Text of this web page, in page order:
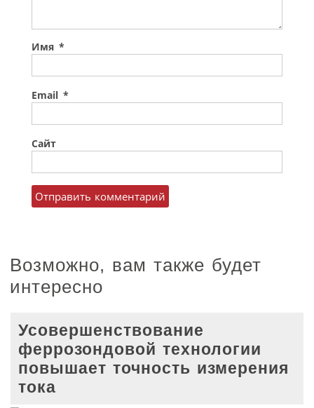
Имя *
Email *
Сайт
Возможно, вам также будет
интересно
Усовершенствование
феррозондовой технологии
повышает точность измерения
тока